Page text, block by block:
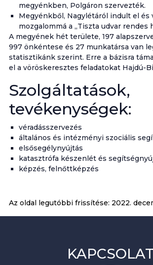
megyénkben, Polgáron szervezték.
Megyénkből, Nagylétáról indult el és
mozgalommá a „Tiszta udvar rendes
A megyének hét területe, 197
997 önkéntese és 27 munkatársa van
statisztikánk szerint. Erre a bázisra
el a vöröskeresztes feladatokat Hajdú-
Szolgáltatások,
tevékenységek:
véradásszervezés
általános és intézményi szociális
elsősegélynyújtás
katasztrófa készenlét és
képzés, felnőttképzés
Az oldal legutóbbi frissítése: 2022.
KAPCSOLAT